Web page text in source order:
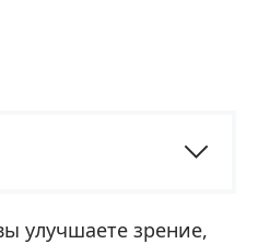
улучшаете зрение,